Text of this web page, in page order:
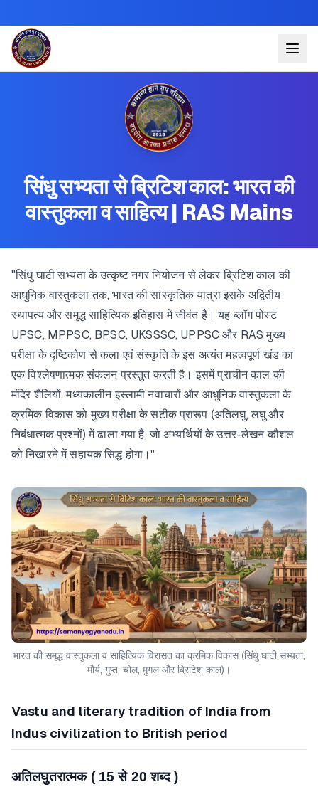
सिंधु सभ्यता से ब्रिटिश काल: भारत की
वास्तुकला व साहित्य | RAS Mains
"सिंधु घाटी सभ्यता के उत्कृष्ट नगर नियोजन से लेकर ब्रिटिश काल की
आधुनिक वास्तुकला तक, भारत की सांस्कृतिक यात्रा इसके अद्वितीय
स्थापत्य और समृद्ध साहित्यिक इतिहास में जीवंत है। यह ब्लॉग पोस्ट
UPSC, MPPSC, BPSC, UKSSSC, UPPSC और RAS मुख्य
परीक्षा के दृष्टिकोण से कला एवं संस्कृति के इस अत्यंत महत्वपूर्ण खंड का
एक विश्लेषणात्मक संकलन प्रस्तुत करती है। इसमें प्राचीन काल की
मंदिर शैलियों, मध्यकालीन इस्लामी नवाचारों और आधुनिक वास्तुकला के
क्रमिक विकास को मुख्य परीक्षा के सटीक प्रारूप (अतिलघु, लघु और
निबंधात्मक प्रश्नों) में ढाला गया है, जो अभ्यर्थियों के उत्तर-लेखन कौशल
को निखारने में सहायक सिद्ध होगा।"
भारत की समृद्ध वास्तुकला व साहित्यिक विरासत का क्रमिक विकास (सिंधु घाटी सभ्यता,
मौर्य, गुप्त, चोल, मुगल और ब्रिटिश काल)।
Vastu and literary tradition of India from
Indus civilization to British period
अतिलघुतरात्मक ( 15 से 20 शब्द )